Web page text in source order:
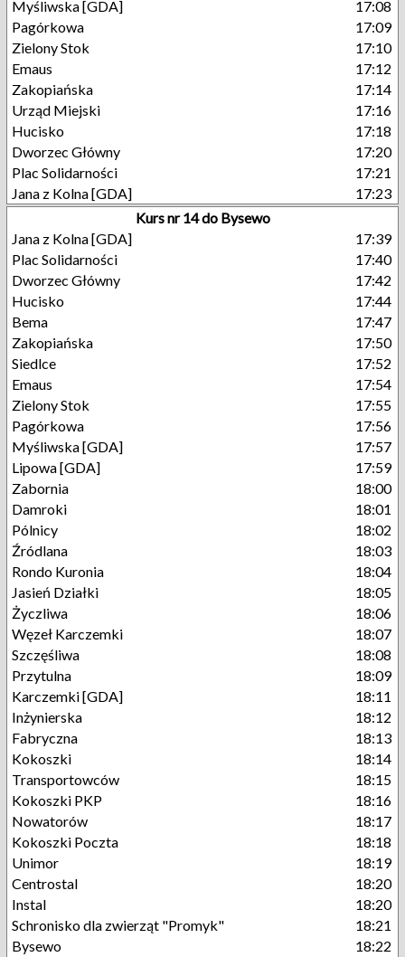
Myśliwska [GDA]
17:08
Pagórkowa
17:09
Zielony Stok
17:10
Emaus
17:12
Zakopiańska
17:14
Urząd Miejski
17:16
Hucisko
17:18
Dworzec Główny
17:20
Plac Solidarności
17:21
Jana z Kolna [GDA]
17:23
Kurs nr 14 do Bysewo
Jana z Kolna [GDA]
17:39
Plac Solidarności
17:40
Dworzec Główny
17:42
Hucisko
17:44
Bema
17:47
Zakopiańska
17:50
Siedlce
17:52
Emaus
17:54
Zielony Stok
17:55
Pagórkowa
17:56
Myśliwska [GDA]
17:57
Lipowa [GDA]
17:59
Zabornia
18:00
Damroki
18:01
Pólnicy
18:02
Źródlana
18:03
Rondo Kuronia
18:04
Jasień Działki
18:05
Życzliwa
18:06
Węzeł Karczemki
18:07
Szczęśliwa
18:08
Przytulna
18:09
Karczemki [GDA]
18:11
Inżynierska
18:12
Fabryczna
18:13
Kokoszki
18:14
Transportowców
18:15
Kokoszki PKP
18:16
Nowatorów
18:17
Kokoszki Poczta
18:18
Unimor
18:19
Centrostal
18:20
Instal
18:20
Schronisko dla zwierząt "Promyk"
18:21
Bysewo
18:22